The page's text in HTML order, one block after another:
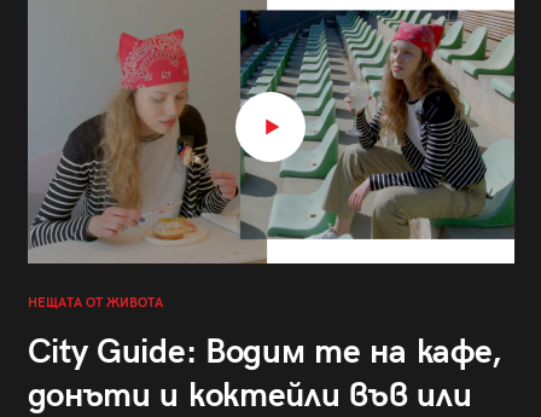
НЕЩАТА ОТ ЖИВОТА
City Guide: Водим те на кафе,
донъти и коктейли във или